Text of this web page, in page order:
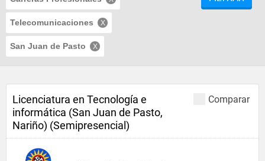
Telecomunicaciones
San Juan de Pasto
Comparar
Licenciatura en Tecnología e
informática (San Juan de Pasto,
Nariño) (Semipresencial)